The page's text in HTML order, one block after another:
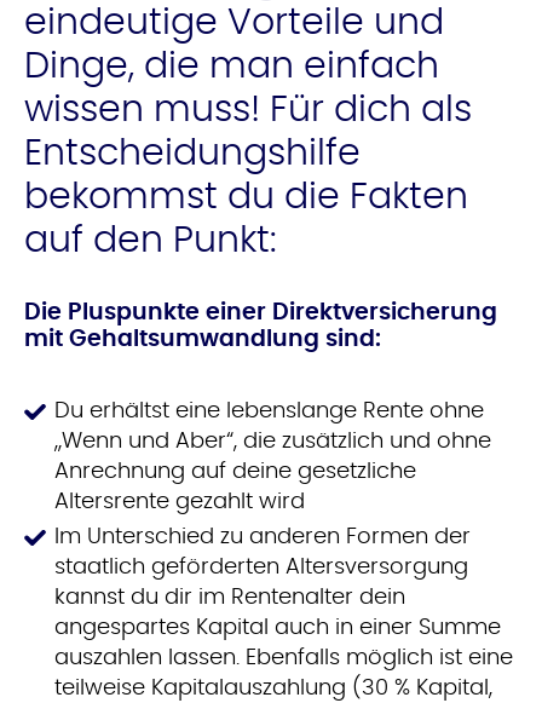
eindeutige Vorteile und
Dinge, die man einfach
wissen muss! Für dich als
Entscheidungshilfe
bekommst du die Fakten
auf den Punkt:
Die Pluspunkte einer Direktversicherung
mit Gehaltsumwandlung sind:
Du erhältst eine lebenslange Rente ohne
„Wenn und Aber“, die zusätzlich und ohne
Anrechnung auf deine gesetzliche
Altersrente gezahlt wird
Im Unterschied zu anderen Formen der
staatlich geförderten Altersversorgung
kannst du dir im Rentenalter dein
angespartes Kapital auch in einer Summe
auszahlen lassen. Ebenfalls möglich ist eine
teilweise Kapitalauszahlung (30 % Kapital,